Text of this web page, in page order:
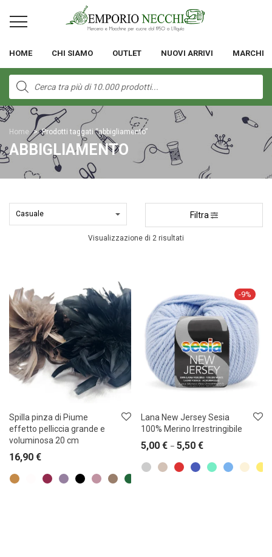
HOME CHI SIAMO OUTLET NUOVI ARRIVI MARCHI
Products
search
Home > Prodotti taggati “abbigliamento”
ABBIGLIAMENTO
Filtra
Visualizzazione di 2 risultati
Spilla pinza di Piume
effetto pelliccia grande e
voluminosa 20 cm
16,90 €
-9%
Lana New Jersey Sesia
100% Merino Irrestringibile
5,00 € – 5,50 €